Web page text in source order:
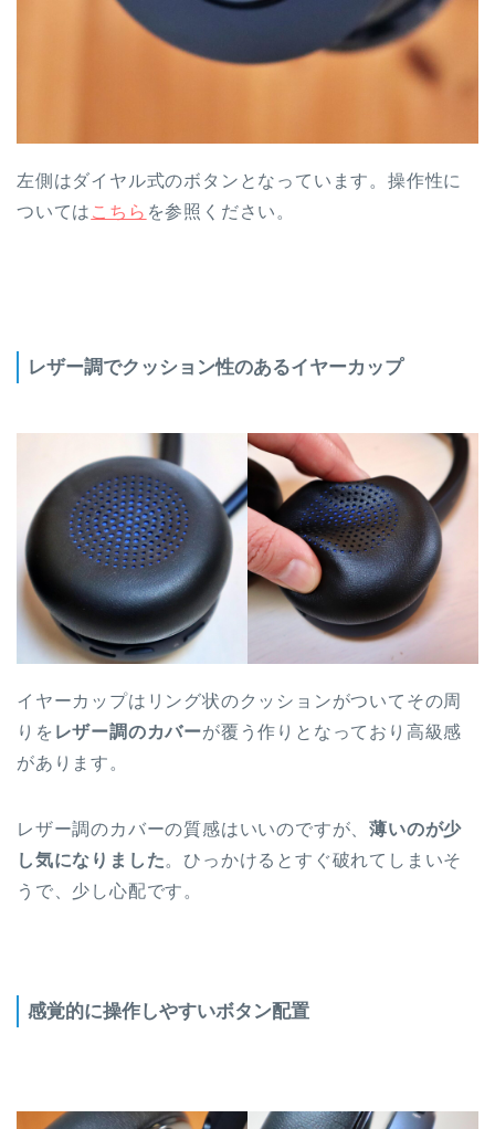
左側はダイヤル式のボタンとなっています。操作性に
ついては こちら を参照ください。
レザー調でクッション性のあるイヤーカップ
イヤーカップはリング状のクッションがついてその周
りを レザー調のカバーが覆う作りとなっており高級感
があります。
レザー調のカバーの質感はいいのですが、薄いのが少
し気になりました。ひっかけるとすぐ破れてしまいそ
うで、少し心配です。
感覚的に操作しやすいボタン配置